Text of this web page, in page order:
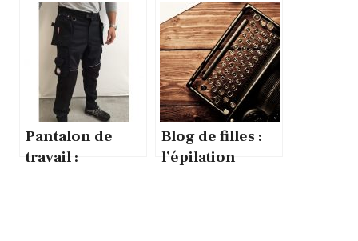
comment
choisir le bon
modèle ?
forme :
comment
l’utiliser ?
Pantalon de
travail :
Blog de filles :
l’épilation